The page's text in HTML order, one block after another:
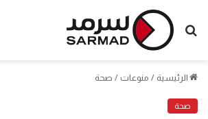
بحث
الرئيسية / منوعات / صحة
صحة